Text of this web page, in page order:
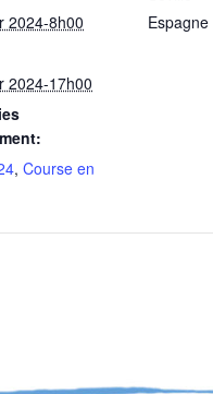
2024-8h00
2024-17h00
, Course en
Espagne